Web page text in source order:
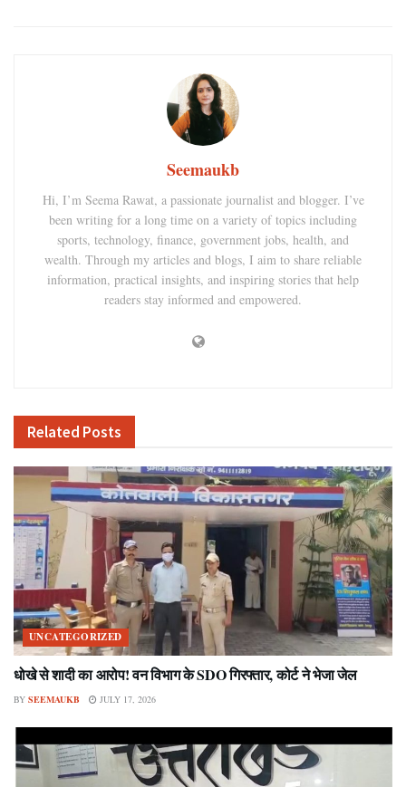
Seemaukb
Hi, I’m Seema Rawat, a passionate journalist and blogger. I’ve
been writing for a long time on a variety of topics including
sports, technology, finance, government jobs, health, and
wealth. Through my articles and blogs, I aim to share reliable
information, practical insights, and inspiring stories that help
readers stay informed and empowered.
Related Posts
UNCATEGORIZED
धोखे से शादी का आरोप! वन विभाग के SDO गिरफ्तार, कोर्ट ने भेजा जेल
BY SEEMAUKB JULY 17, 2026